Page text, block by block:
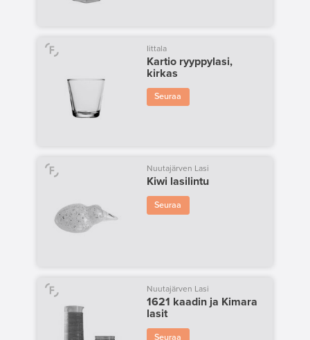
Iittala
Kartio ryyppylasi,
kirkas
Seuraa
Nuutajärven Lasi
Kiwi lasilintu
Seuraa
Nuutajärven Lasi
1621 kaadin ja Kimara
lasit
Seuraa